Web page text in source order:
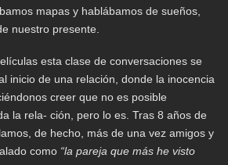
mapas y hablábamos de sueños,
nuestro presente.
esta clase de conversaciones se
inicio de una relación, donde la inocencia
creer que no es posible
la rela- ción, pero lo es. Tras 8 años de
de hecho, más de una vez amigos y
como “la pareja que más he visto